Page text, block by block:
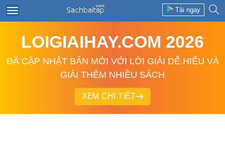
Tải ngay
LOIGIAIHAY.COM 2026
ĐÃ CẬP NHẬT BẢN MỚI VỚI LỜI GIẢI DỄ HIỂU VÀ
GIẢI THÊM NHIỀU SÁCH
XEM CHI TIẾT